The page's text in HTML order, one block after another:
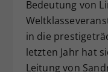
Bedeutung von
in die
letzten Jahr hat
Leitung von